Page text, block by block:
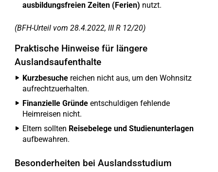
ausbildungsfreien Zeiten (Ferien) nutzt.
(BFH-Urteil vom 28.4.2022, III R 12/20)
Praktische Hinweise für längere
Auslandsaufenthalte
Kurzbesuche reichen nicht aus, um den Wohnsitz
aufrechtzuerhalten.
Finanzielle Gründe entschuldigen fehlende
Heimreisen nicht.
Eltern sollten Reisebelege und Studienunterlagen
aufbewahren.
Besonderheiten bei Auslandsstudium